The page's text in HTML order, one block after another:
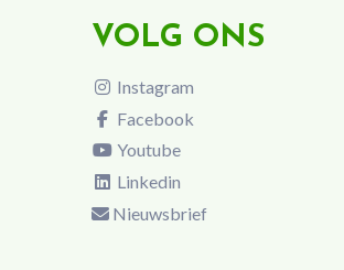
VOLG ONS
Instagram
Facebook
Youtube
Linkedin
Nieuwsbrief